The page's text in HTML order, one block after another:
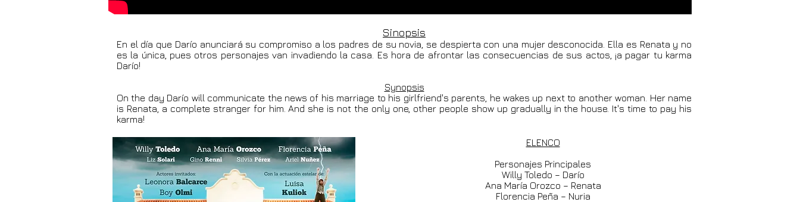
Sinopsis
En el día que Darío anunciará su compromiso a los padres de su novia, se despierta con una mujer desconocida. Ella es Renata y no
es la única, pues otros personajes van invadiendo la casa. Es hora de afrontar las consecuencias de sus actos, ¡a pagar tu karma
Darío!
Synopsis
On the day Darío will communicate the news of his marriage to his girlfriend's parents, he wakes up next to another woman. Her name
is Renata, a complete stranger for him. And she is not the only one, other people show up gradually in the house. It's time to pay his
karma!
ELENCO
Personajes Principales
Willy Toledo – Darío
Ana María Orozco – Renata
Florencia Peña – Nuria